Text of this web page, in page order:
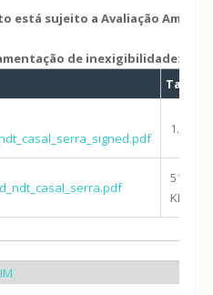
está sujeito a Avaliação
de inexigibilidade:
1.22 MB
515.68
KB